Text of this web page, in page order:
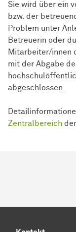
Sie wird über ein
bzw. der
Problem unter
Betreuerin oder
Mitarbeiter/innen
mit der Abgabe
abgeschlossen.
Zentralbereich